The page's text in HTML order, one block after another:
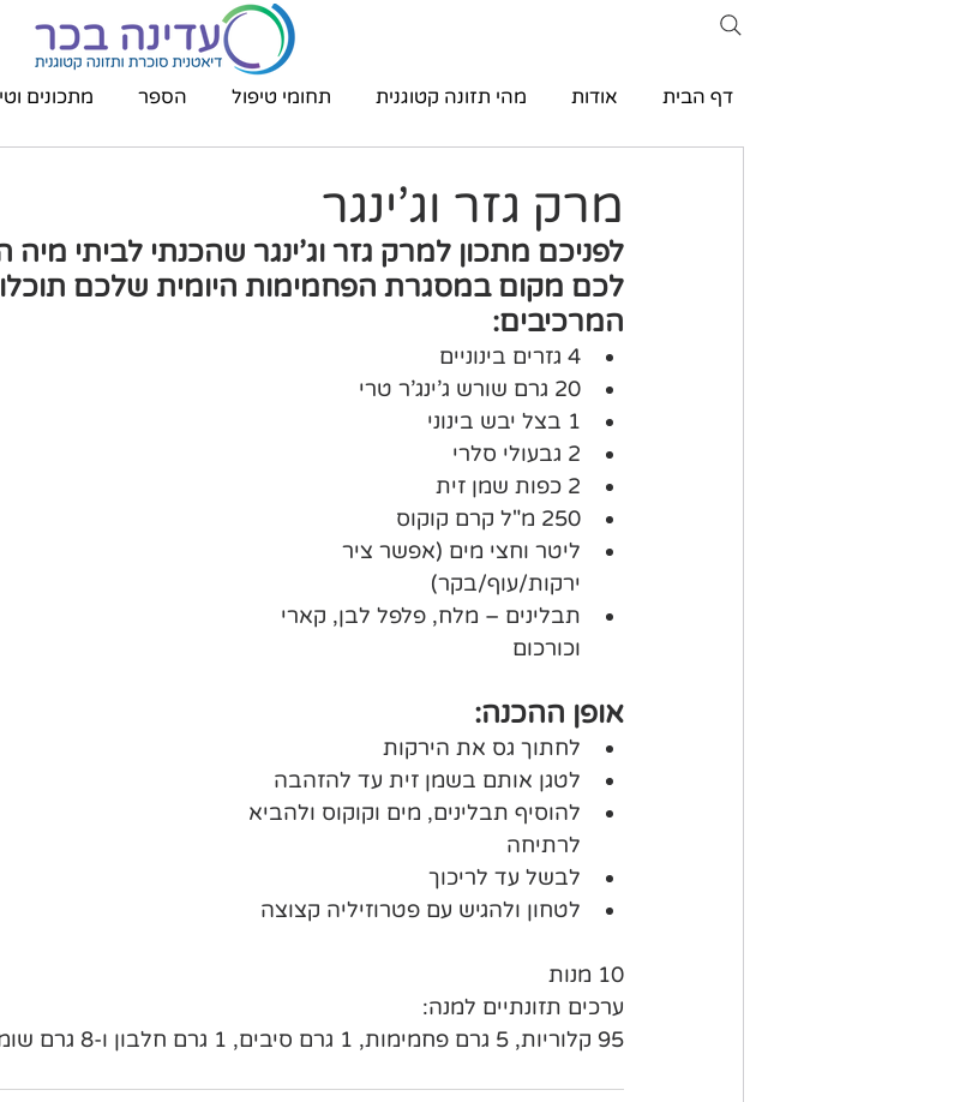
דף הבית אודות מהי תזונה קטוגנית תחומי טיפול הספר מתכונים
מרק גזר וג'ינגר
לפניכם מתכון למרק גזר וג'ינגר שהכנתי לביתי מיה
לכם מקום במסגרת הפחמימות היומית שלכם
המרכיבים:
4 גזרים בינוניים
20 גרם שורש ג'ינג'ר טרי
1 בצל יבש בינוני
2 גבעולי סלרי
2 כפות שמן זית
250 מ"ל קרם קוקוס
ליטר וחצי מים (אפשר ציר
ירקות/עוף/בקר)
תבלינים – מלח, פלפל לבן, קארי
וכורכום
אופן ההכנה:
לחתוך גס את הירקות
לטגן אותם בשמן זית עד להזהבה
להוסיף תבלינים, מים וקוקוס ולהביא
לרתיחה
לבשל עד לריכוך
לטחון ולהגיש עם פטרוזיליה קצוצה
10 מנות
ערכים תזונתיים למנה:
95 קלוריות, 5 גרם פחמימות, 1 גרם סיבים, 1 גרם חלבון ו-8 גרם שומן